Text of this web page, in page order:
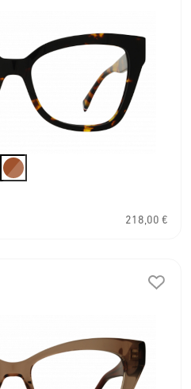
218,00 €